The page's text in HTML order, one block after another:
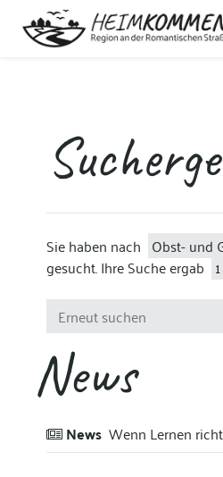
Sie haben nach Obst- und
gesucht. Ihre Suche ergab 1
News
News Wenn Lernen